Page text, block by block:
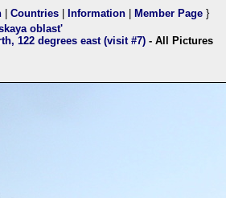
Countries Information Member Page }
oblast'
122 degrees east (visit #7) - All Pictures